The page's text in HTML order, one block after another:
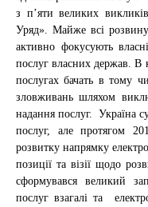
з п’яти великих
Уряд». Майже всі
активно фокусують
послуг власних держав. В
послугах бачать в тому
зловживань шляхом
надання послуг. Україна
послуг, але протягом
розвитку напрямку
позиції та візії щодо
сформувався великий
послуг взагалі та